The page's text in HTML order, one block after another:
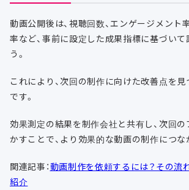
動画公開後は、視聴回数、エンゲージメント
率など、事前に設定した成果指標に基づい
う。
これにより、次回の制作に向けた改善点を
です。
効果測定の結果を制作会社と共有し、次回
かすことで、より効果的な動画の制作につな
関連記事： 動画制作を依頼するには？その流
紹介